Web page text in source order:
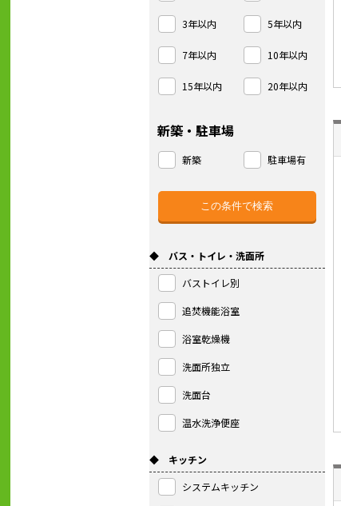
3年以内 5年以内
7年以内 10年以内
15年以内 20年以内
新築・駐車場
新築 駐車場有
◆ バス・トイレ・洗面所
バストイレ別
追焚機能浴室
浴室乾燥機
洗面所独立
洗面台
温水洗浄便座
◆ キッチン
システムキッチン